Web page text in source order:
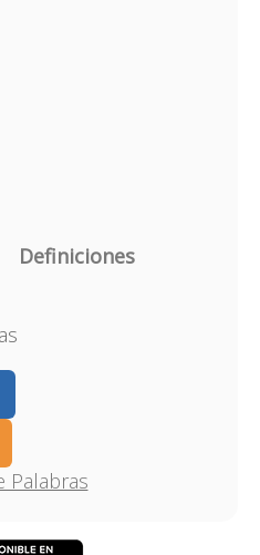
Definiciones
Palabras